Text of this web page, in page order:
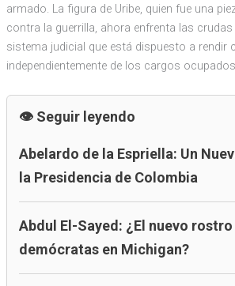
armado. La figura de Uribe, quien fue una
contra la guerrilla, ahora enfrenta las crudas
sistema judicial que está dispuesto a rendir
independientemente de los cargos
Seguir leyendo
Abelardo de la Espriella: Un
la Presidencia de Colombia
Abdul El-Sayed: ¿El nuevo
demócratas en Michigan?